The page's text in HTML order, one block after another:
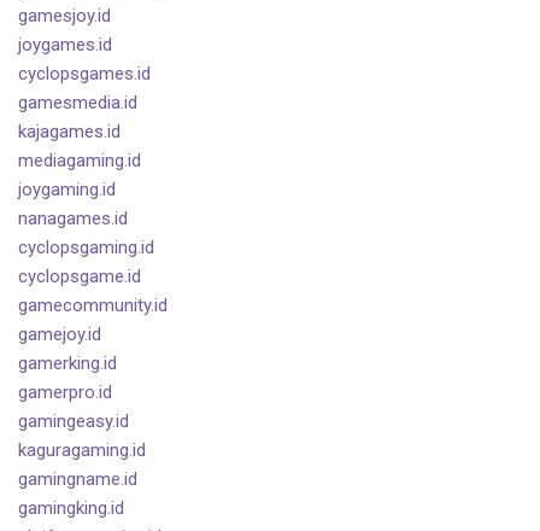
gamesjoy.id
joygames.id
cyclopsgames.id
gamesmedia.id
kajagames.id
mediagaming.id
joygaming.id
nanagames.id
cyclopsgaming.id
cyclopsgame.id
gamecommunity.id
gamejoy.id
gamerking.id
gamerpro.id
gamingeasy.id
kaguragaming.id
gamingname.id
gamingking.id